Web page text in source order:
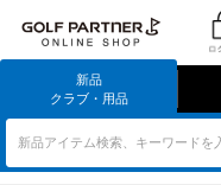
新品
クラブ・用品
新品アイテム検索、キーワードを